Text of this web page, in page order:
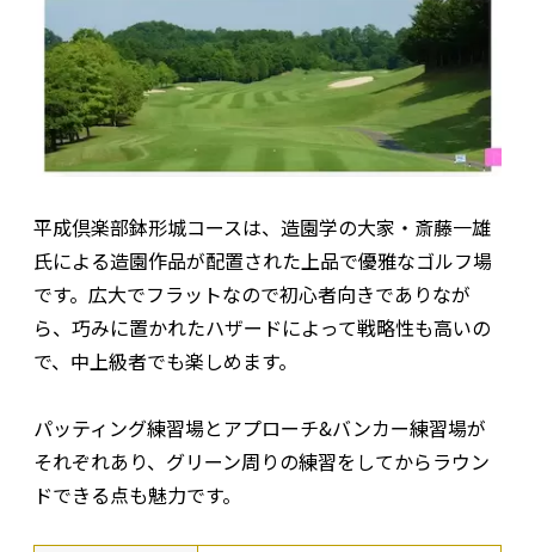
平成倶楽部鉢形城コースは、造園学の大家・斎藤一雄
氏による造園作品が配置された上品で優雅なゴルフ場
です。広大でフラットなので初心者向きでありなが
ら、巧みに置かれたハザードによって戦略性も高いの
で、中上級者でも楽しめます。
パッティング練習場とアプローチ&バンカー練習場が
それぞれあり、グリーン周りの練習をしてからラウン
ドできる点も魅力です。